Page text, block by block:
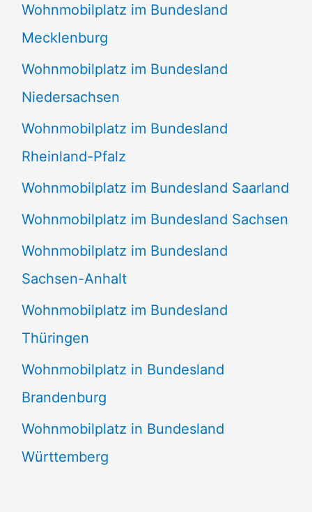
Wohnmobilplatz im Bundesland
Mecklenburg
Wohnmobilplatz im Bundesland
Niedersachsen
Wohnmobilplatz im Bundesland
Rheinland-Pfalz
Wohnmobilplatz im Bundesland Saarland
Wohnmobilplatz im Bundesland Sachsen
Wohnmobilplatz im Bundesland
Sachsen-Anhalt
Wohnmobilplatz im Bundesland
Thüringen
Wohnmobilplatz in Bundesland
Brandenburg
Wohnmobilplatz in Bundesland
Württemberg